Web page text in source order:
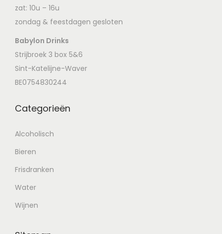
zat: 10u – 16u
zondag & feestdagen gesloten
Babylon Drinks
Strijbroek 3 box 5&6
Sint-Katelijne-Waver
BE0754830244
Categorieën
Alcoholisch
Bieren
Frisdranken
Water
Wijnen